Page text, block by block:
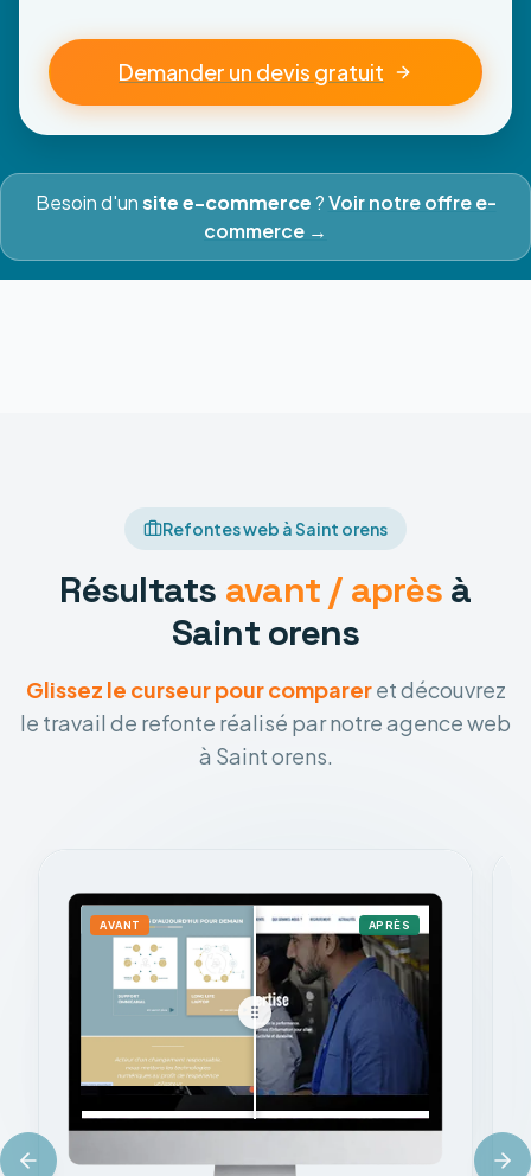
Demander un devis gratuit
Besoin d'unsite e-commerce?Voir notre offre e-
commerce →
Refontes web à Saint orens
Résultats avant / après à
Saint orens
Glissez le curseur pour compareret découvrez
le travail de refonte réalisé par notre agence web
à Saint orens.
AVANT APRÈS